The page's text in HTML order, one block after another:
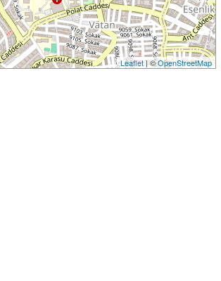
Leaflet| ©OpenStreetMap